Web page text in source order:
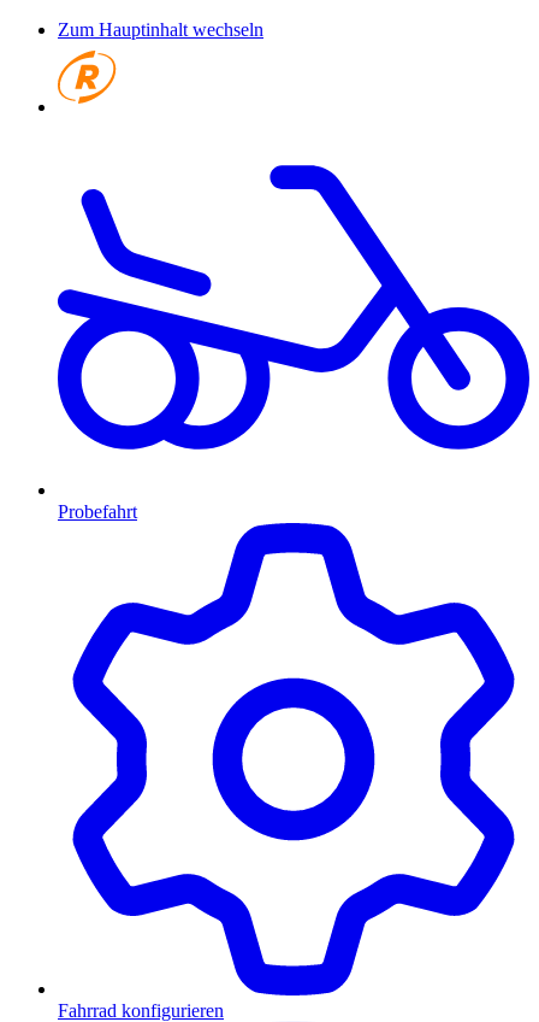
Zum Hauptinhalt wechseln
Probefahrt
Fahrrad konfigurieren